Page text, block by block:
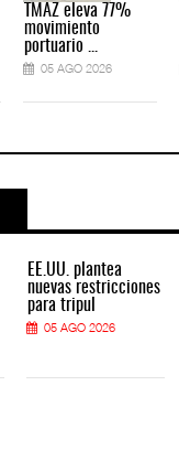
TMAZ eleva 77%
movimiento
portuario ...
05 AGO 2026
EE.UU. plantea
nuevas restricciones
para tripul
05 AGO 2026